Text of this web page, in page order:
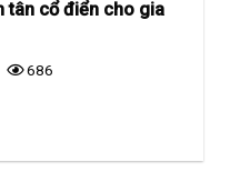
tân cổ điển cho gia
686